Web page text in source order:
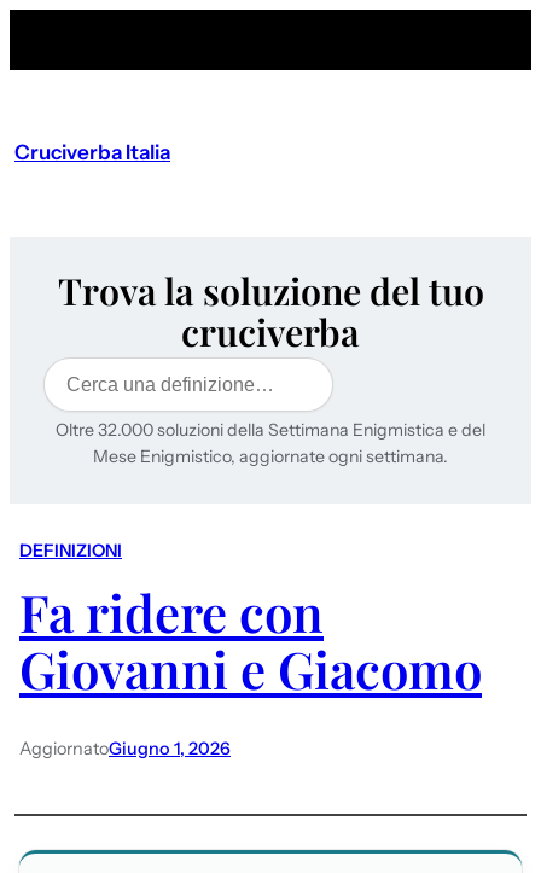
Cruciverba Italia
Trova la soluzione del tuo
cruciverba
Cerca
Oltre 32.000 soluzioni della Settimana Enigmistica e del
Mese Enigmistico, aggiornate ogni settimana.
DEFINIZIONI
Fa ridere con
Giovanni e Giacomo
AggiornatoGiugno 1, 2026